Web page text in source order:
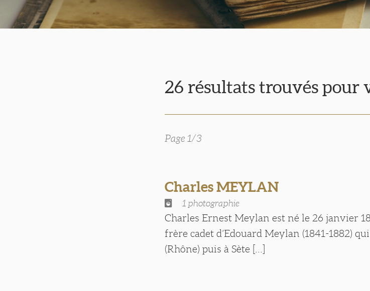
26 résultats trouvés pour
Page 1/3
Charles MEYLAN
1 photographie
Charles Ernest Meylan est né le 26 janvier
frère cadet d’Edouard Meylan (1841-1882)
(Rhône) puis à Sète [...]